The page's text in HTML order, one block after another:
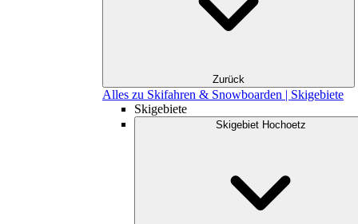
Zurück
Alles zu Skifahren & Snowboarden | Skigebiete
Skigebiete
Skigebiet Hochoetz